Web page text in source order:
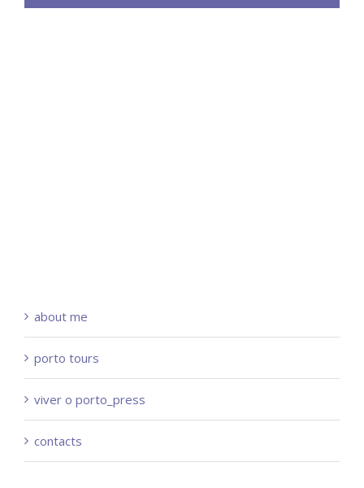
about me
porto tours
viver o porto_press
contacts